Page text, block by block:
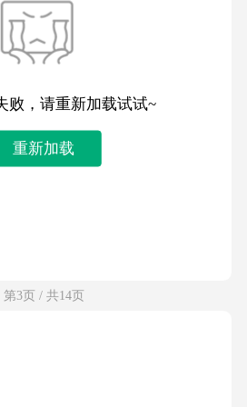
败，请重新加载试试~
重新加载
第3页 / 共14页